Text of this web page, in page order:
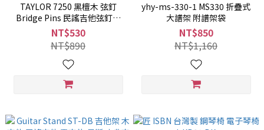
TAYLOR 7250 黑檀木 弦釘
Bridge Pins 民謠吉他弦釘組
黑檀木止弦釘組 Taylor
NT$530
NT$890
yhy-ms-330-1 MS330 折疊式
大譜架 附譜架袋
NT$850
NT$1,160